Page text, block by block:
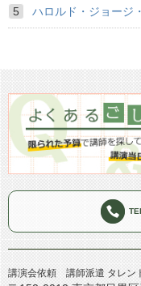
ハロルド・ジョージ
講演会依頼 講師派遣 タレン